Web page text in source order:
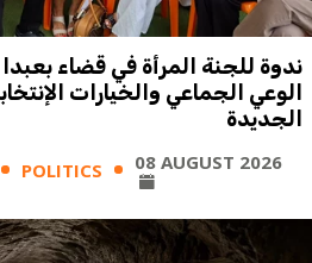
ندوة للجنة المرأة في قضاء بعبدا
الوعي الجماعي والخيارات
الجديدة
POLITICS 08 AUGUST 2026